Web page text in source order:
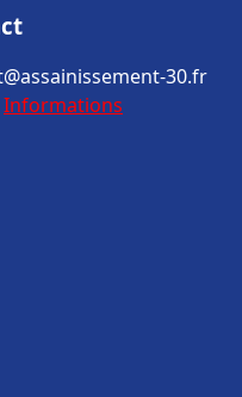
30.fr
Informations